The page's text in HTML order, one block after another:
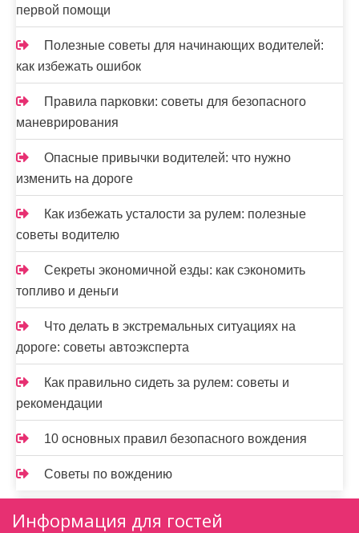
первой помощи
Полезные советы для начинающих водителей:
как избежать ошибок
Правила парковки: советы для безопасного
маневрирования
Опасные привычки водителей: что нужно
изменить на дороге
Как избежать усталости за рулем: полезные
советы водителю
Секреты экономичной езды: как сэкономить
топливо и деньги
Что делать в экстремальных ситуациях на
дороге: советы автоэксперта
Как правильно сидеть за рулем: советы и
рекомендации
10 основных правил безопасного вождения
Советы по вождению
Информация для гостей